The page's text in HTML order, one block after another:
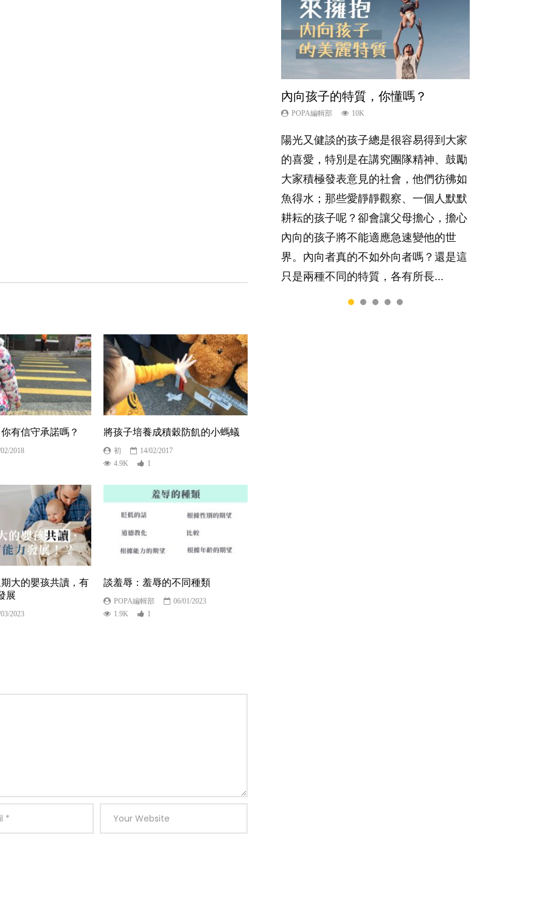
有信守承諾嗎？
2018
將孩子培養成積穀防飢的小螞蟻
初
14/02/2017
4.9K
1
大的嬰孩共讀，有
展
2023
談羞辱：羞辱的不同種類
POPA編輯部
06/01/2023
1.9K
1
內向孩子的特質，你懂嗎？
POPA編輯部 10K
陽光又健談的孩子總是很容易得到大家
的喜愛，特別是在講究團隊精神、鼓勵
大家積極發表意見的社會，他們彷彿如
魚得水；那些愛靜靜觀察、一個人默默
耕耘的孩子呢？卻會讓父母擔心，擔心
內向的孩子將不能適應急速變他的世
界。內向者真的不如外向者嗎？還是這
只是兩種不同的特質，各有所長...
想孩子學好外語，點做好？
POPA編輯部 9.9K
有人話學多種語言越早開始越好，有人
卻說一時間太多語言，會令孩子感到混
淆，到底誰是誰非？聽聽專家怎樣說，
解開語言學習的迷思～...
夫妻必看！經營婚姻，沒捷徑
POPA編輯部 22.9K
你是不是也曾經以為只要跟相愛的人結
婚，就自然能走到白頭，但生了孩子卻
發現事情不如你所料？ 經營婚姻，不
如我們想像的簡單，卻也不是大家說得
那麼難。一起來認識婚姻的真相！...
孩子能力天注定？
POPA編輯部 7.9K
很多父母都希望孩子係個「叻仔叻
女」，學業別太差，日常自理井井有
條。這樣的孩子是萬中無一，還是魚與
熊掌，不能兼得？...
愛孩子也別忘了愛自己，父母如何
關顧自己的身心靈？
照顧孩子衣食住行、陪同兒女應對功課
測驗，還要陪玩製造親子時間，尚要處
理家中雜項要務……當父母的，有千百
個任務要做。可惜，有一樣重要至極
的，總被遺漏——關注自己的情緒和心
理健康。...